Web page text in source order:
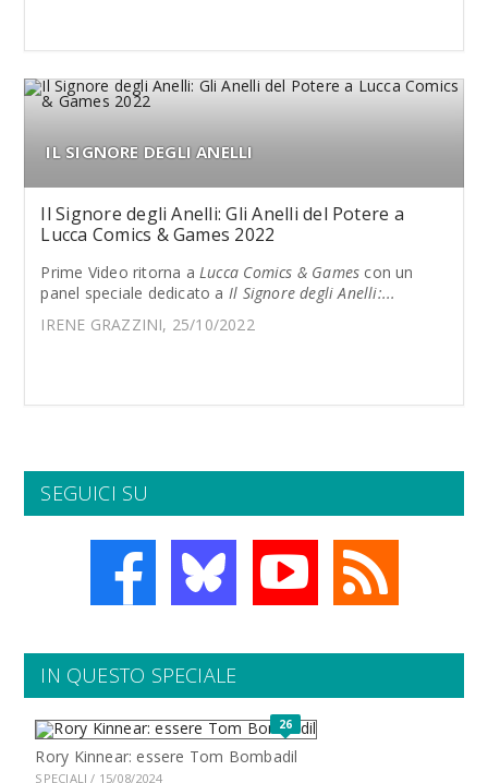
IL SIGNORE DEGLI ANELLI
Il Signore degli Anelli: Gli Anelli del Potere a
Lucca Comics & Games 2022
Prime Video ritorna aLucca Comics & Games con un
panel speciale dedicato a Il Signore degli Anelli:...
IRENE GRAZZINI, 25/10/2022
SEGUICI SU
IN QUESTO SPECIALE
26
Rory Kinnear: essere Tom Bombadil
SPECIALI / 15/08/2024